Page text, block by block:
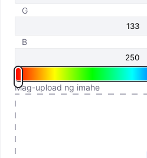
G
B
Mag-upload ng imahe